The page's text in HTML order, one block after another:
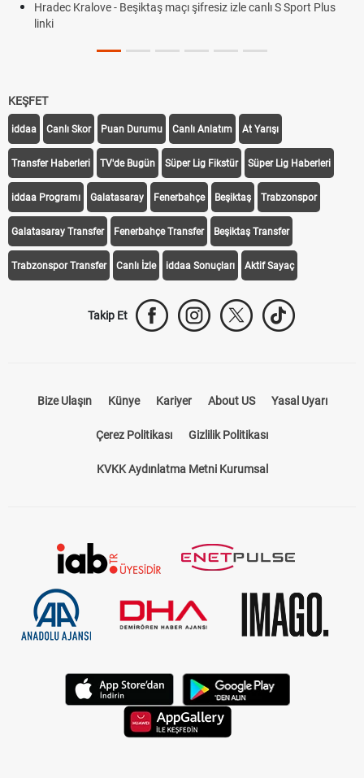
Hradec Kralove - Beşiktaş maçı şifresiz izle canlı S Sport Plus
linki
KEŞFET
iddaa Canlı Skor Puan Durumu Canlı Anlatım At Yarışı
Transfer Haberleri TV'de Bugün Süper Lig Fikstür Süper Lig Haberleri
iddaa Programı Galatasaray Fenerbahçe Beşiktaş Trabzonspor
Galatasaray Transfer Fenerbahçe Transfer Beşiktaş Transfer
Trabzonspor Transfer Canlı İzle iddaa Sonuçları Aktif Sayaç
Takip Et
Bize Ulaşın Künye Kariyer About US Yasal Uyarı
Çerez Politikası Gizlilik Politikası
KVKK Aydınlatma Metni Kurumsal